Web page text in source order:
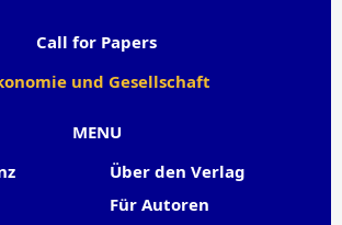
MENU
Über den Verlag
Für Autoren
Call for Papers
und Gesellschaft